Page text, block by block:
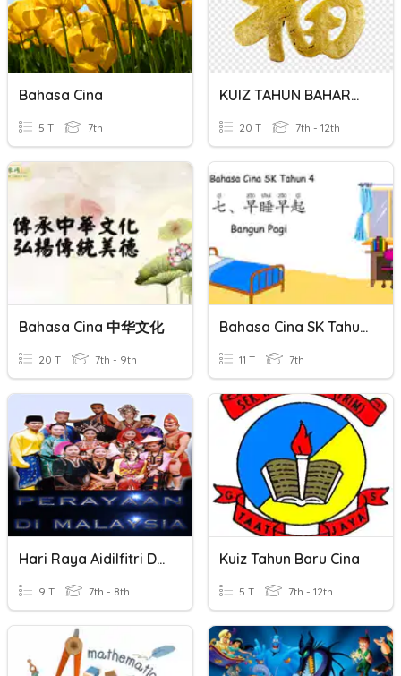
Bahasa Cina
5 T 7th
KUIZ TAHUN BAHARU CINA TAHUN 2021
20 T 7th - 12th
Bahasa Cina 中华文化
20 T 7th - 9th
Bahasa Cina SK Tahun 4 Topik 7
11 T 7th
Hari Raya Aidilfitri Dan Tahun Baru Cina
9 T 7th - 8th
Kuiz Tahun Baru Cina
5 T 7th - 12th